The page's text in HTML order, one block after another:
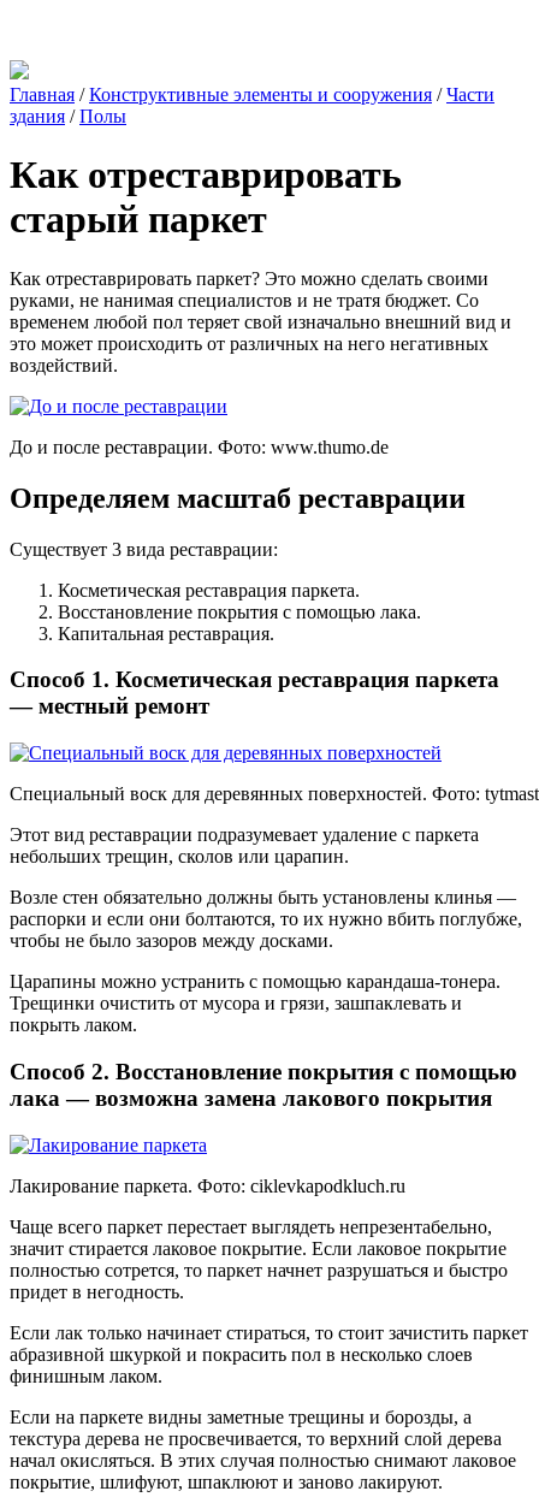
Главная /Конструктивные элементы и сооружения /Части
здания /Полы
Как отреставрировать
старый паркет
Как отреставрировать паркет? Это можно сделать своими
руками, не нанимая специалистов и не тратя бюджет. Со
временем любой пол теряет свой изначально внешний вид и
это может происходить от различных на него негативных
воздействий.
До и после реставрации. Фото: www.thumo.de
Определяем масштаб реставрации
Существует 3 вида реставрации:
Косметическая реставрация паркета.
Восстановление покрытия с помощью лака.
Капитальная реставрация.
Способ 1. Косметическая реставрация паркета
— местный ремонт
Специальный воск для деревянных поверхностей. Фото:
Этот вид реставрации подразумевает удаление с паркета
небольших трещин, сколов или царапин.
Возле стен обязательно должны быть установлены клинья —
распорки и если они болтаются, то их нужно вбить поглубже,
чтобы не было зазоров между досками.
Царапины можно устранить с помощью карандаша-тонера.
Трещинки очистить от мусора и грязи, зашпаклевать и
покрыть лаком.
Способ 2. Восстановление покрытия с помощью
лака — возможна замена лакового покрытия
Лакирование паркета. Фото: ciklevkapodkluch.ru
Чаще всего паркет перестает выглядеть непрезентабельно,
значит стирается лаковое покрытие. Если лаковое покрытие
полностью сотрется, то паркет начнет разрушаться и быстро
придет в негодность.
Если лак только начинает стираться, то стоит зачистить паркет
абразивной шкуркой и покрасить пол в несколько слоев
финишным лаком.
Если на паркете видны заметные трещины и борозды, а
текстура дерева не просвечивается, то верхний слой дерева
начал окисляться. В этих случая полностью снимают лаковое
покрытие, шлифуют, шпаклюют и заново лакируют.